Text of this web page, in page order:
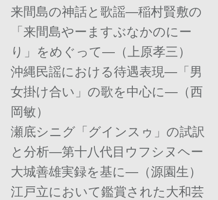
来間島の神話と歌謡―稲村賢敷の
「来間島やーますぶなかのにー
り」をめぐって―（上原孝三）
沖縄民謡における待遇表現―「男
女掛け合い」の歌を中心に―（西
岡敏）
瀬底シニグ「グインスゥ」の試訳
と分析―第十八代目ウフシヌヘー
大城善雄実録を基に―（源園生）
江戸立において鑑賞された大和芸